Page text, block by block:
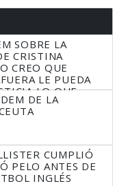
SOBRE LA
CRISTINA
CREO QUE
LE PUEDA
LO QUE
DE LA
CUMPLIÓ
PELO ANTES DE
INGLÉS